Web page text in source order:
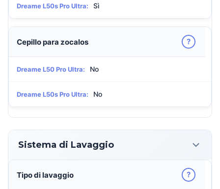
Dreame L50s Pro Ultra: Sì
Cepillo para zocalos ?
Dreame L50 Pro Ultra: No
Dreame L50s Pro Ultra: No
Sistema di Lavaggio
Tipo di lavaggio ?